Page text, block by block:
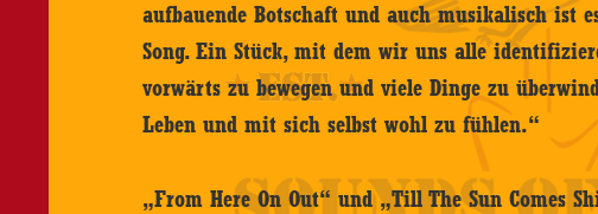
aufbauende Botschaft und auch musikalisch ist
Song. Ein Stück, mit dem wir uns alle
vorwärts zu bewegen und viele Dinge zu
Leben und mit sich selbst wohl zu fühlen.“
„From Here On Out“ und „Till The Sun Comes